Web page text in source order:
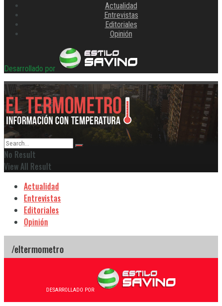
Actualidad
Entrevistas
Editoriales
Opinión
Desarrollado por
No Result
View All Result
Actualidad
Entrevistas
Editoriales
Opinión
DESARROLLADO POR